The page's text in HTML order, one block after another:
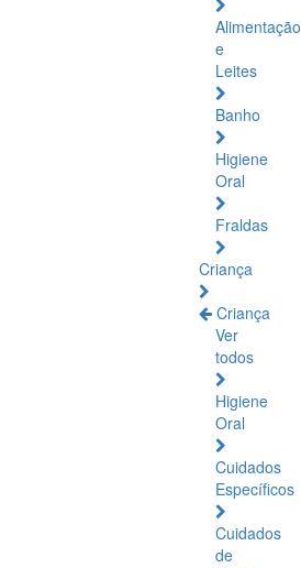
Alimentação
e
Leites
Banho
Higiene
Oral
Fraldas
Criança
Criança
Ver
todos
Higiene
Oral
Cuidados
Específicos
Cuidados
de